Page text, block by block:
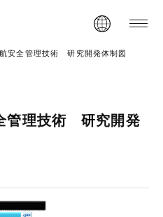
安全管理技術 研究開発体制図
管理技術 研究開発